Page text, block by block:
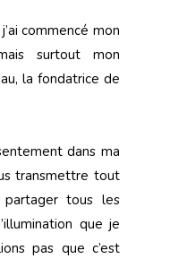
commencé mon
surtout mon
la fondatrice de
dans ma
transmettre tout
tous les
que je
pas que c’est